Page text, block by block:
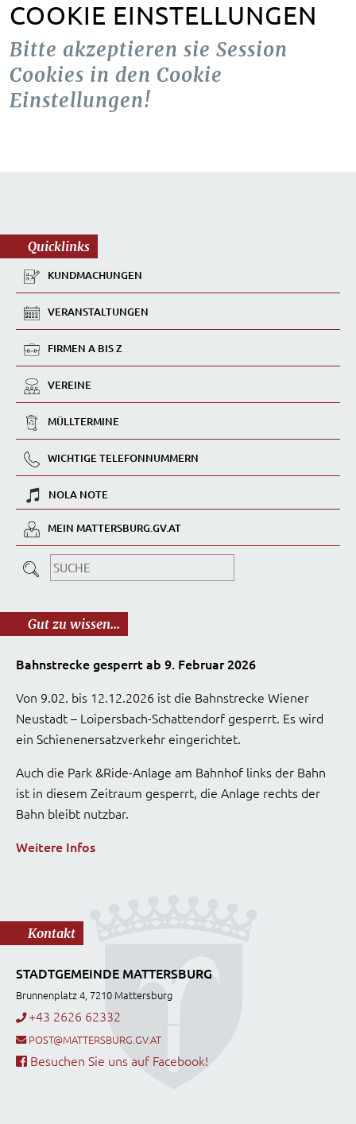
COOKIE EINSTELLUNGEN
Bitte akzeptieren sie Session
Cookies in den Cookie
Einstellungen!
Quicklinks
KUNDMACHUNGEN
VERANSTALTUNGEN
FIRMEN A BIS Z
VEREINE
MÜLLTERMINE
WICHTIGE TELEFONNUMMERN
NOLA NOTE
MEIN MATTERSBURG.GV.AT
Gut zu wissen...
Bahnstrecke gesperrt ab 9. Februar 2026
Von 9.02. bis 12.12.2026 ist die Bahnstrecke Wiener
Neustadt – Loipersbach-Schattendorf gesperrt. Es wird
ein Schienenersatzverkehr eingerichtet.
Auch die Park &Ride-Anlage am Bahnhof links der Bahn
ist in diesem Zeitraum gesperrt, die Anlage rechts der
Bahn bleibt nutzbar.
Weitere Infos
Kontakt
STADTGEMEINDE MATTERSBURG
Brunnenplatz 4, 7210 Mattersburg
+43 2626 62332
POST@MATTERSBURG.GV.AT
Besuchen Sie uns auf Facebook!